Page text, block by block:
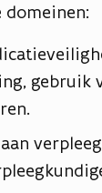
gebruik